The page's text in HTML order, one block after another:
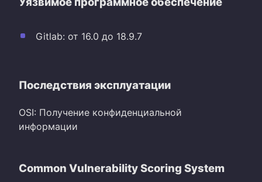
Gitlab: от 16.0 до 18.9.7
Последствия эксплуатации
OSI: Получение конфиденциальной
информации
Common Vulnerability Scoring System